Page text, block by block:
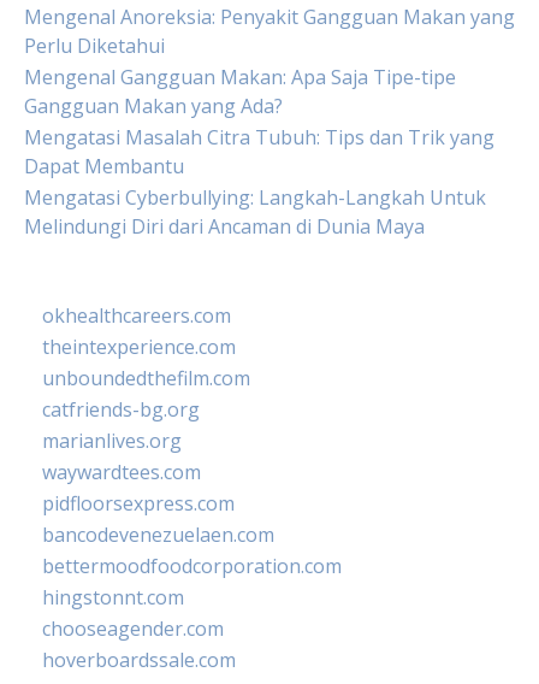
Mengenal Anoreksia: Penyakit Gangguan Makan yang
Perlu Diketahui
Mengenal Gangguan Makan: Apa Saja Tipe-tipe
Gangguan Makan yang Ada?
Mengatasi Masalah Citra Tubuh: Tips dan Trik yang
Dapat Membantu
Mengatasi Cyberbullying: Langkah-Langkah Untuk
Melindungi Diri dari Ancaman di Dunia Maya
okhealthcareers.com
theintexperience.com
unboundedthefilm.com
catfriends-bg.org
marianlives.org
waywardtees.com
pidfloorsexpress.com
bancodevenezuelaen.com
bettermoodfoodcorporation.com
hingstonnt.com
chooseagender.com
hoverboardssale.com